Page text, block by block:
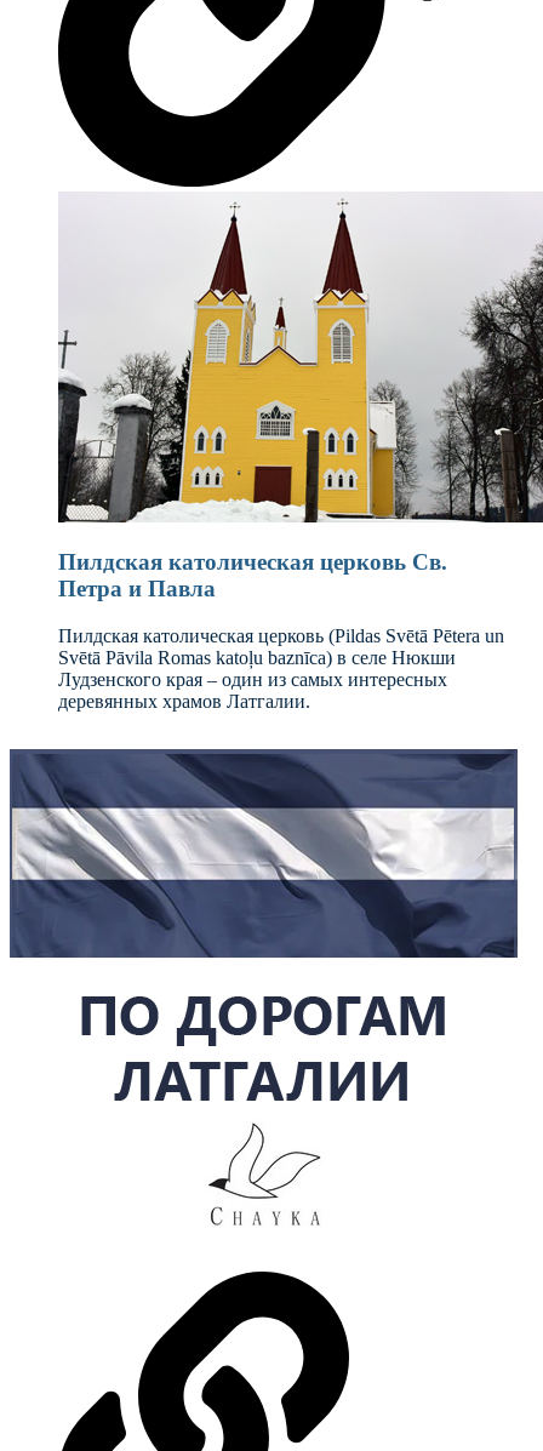
Пилдская католическая церковь Св.
Петра и Павла
Пилдская католическая церковь (Pildas Svētā Pētera un
Svētā Pāvila Romas katoļu baznīca) в селе Нюкши
Лудзенского края – один из самых интересных
деревянных храмов Латгалии.